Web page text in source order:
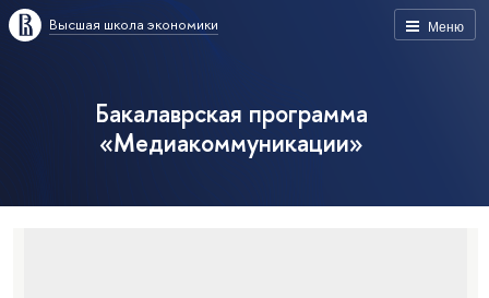
Меню
Высшая школа экономики
Бакалаврская программа
«Медиакоммуникации»